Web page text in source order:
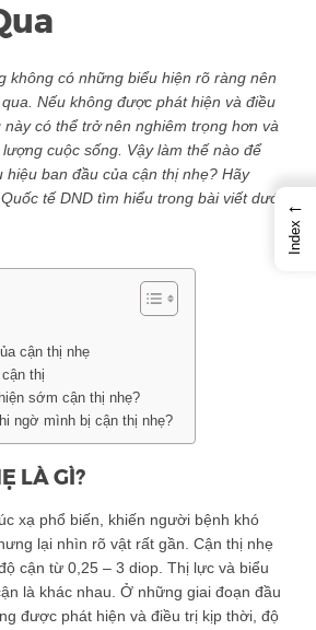
không có những biểu hiện rõ ràng nên
Nếu không được phát hiện và điều
có thể trở nên nghiêm trọng hơn và
cuộc sống. Vậy làm thế nào để
hiệu ban đầu của cận thị nhẹ? Hãy
tế DND tìm hiểu trong bài viết dưới
cận thị nhẹ
thị
sớm cận thị nhẹ?
ngờ mình bị cận thị nhẹ?
LÀ GÌ?
xạ phổ biến, khiến người bệnh khó
lại nhìn rõ vật rất gần. Cận thị nhẹ
cận từ 0,25 – 3 diop. Thị lực và biểu
là khác nhau. Ở những giai đoạn đầu
được phát hiện và điều trị kịp thời, độ
←
Index